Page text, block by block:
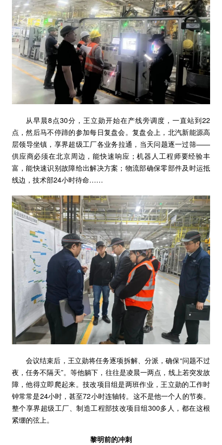
从早晨8点30分，王立勋开始在产线旁调度，一直站到22
点，然后马不停蹄的参加每日复盘会。复盘会上，北汽新能源高
层领导坐镇，享界超级工厂各业务拉通，当天问题逐一过筛——
供应商必须在北京周边，能快速响应；机器人工程师要经验丰
富，能快速识别故障给出解决方案；物流部确保零部件及时运抵
线边，技术部24小时待命……
会议结束后，王立勋将任务逐项拆解、分派，确保“问题不过
夜，任务不隔天”。等他躺下，往往是凌晨一两点，线上若突发故
障，他得立即爬起来。技改项目组是两班作业，王立勋的工作时
钟常常是24小时，甚至72小时连轴转。这不是他一个人的节奏。
整个享界超级工厂、制造工程部技改项目组300多人，都在这根
紧绷的弦上。
黎明前的冲刺